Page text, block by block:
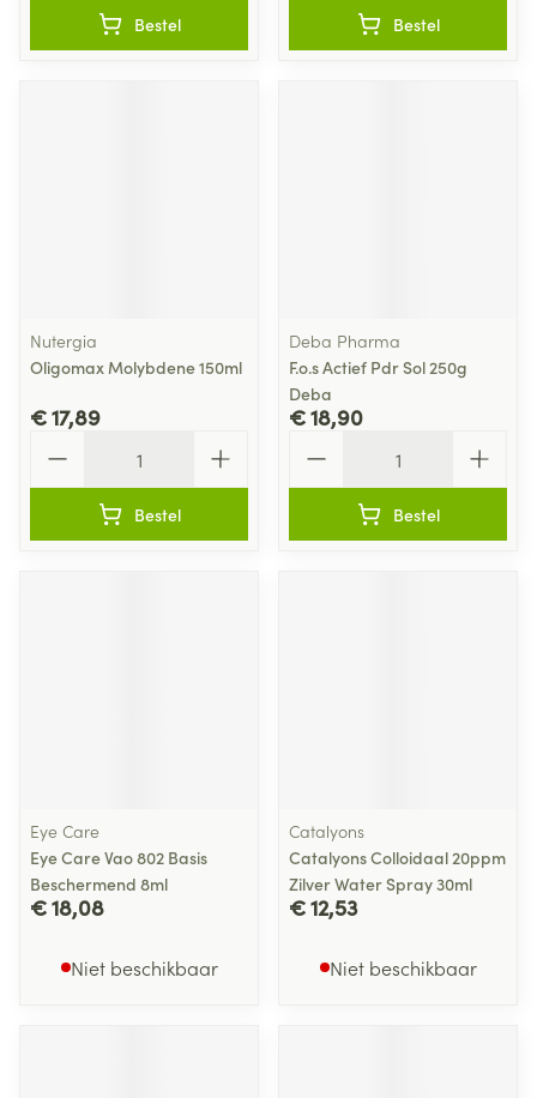
Bestel Bestel
Nutergia
Oligomax Molybdene 150ml
€ 17,89
Bestel
Deba Pharma
F.o.s Actief Pdr Sol 250g
Deba
€ 18,90
Bestel
Eye Care
Eye Care Vao 802 Basis
Beschermend 8ml
€ 18,08
Niet beschikbaar
Catalyons
Catalyons Colloidaal 20ppm
Zilver Water Spray 30ml
€ 12,53
Niet beschikbaar